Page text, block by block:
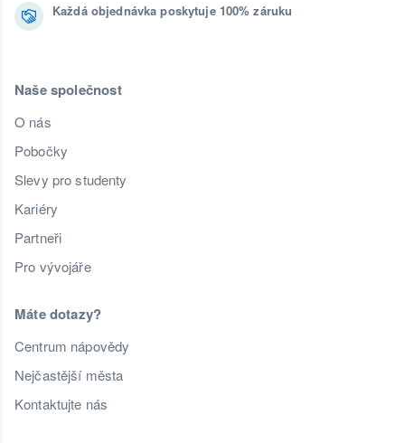
Každá objednávka poskytuje 100% záruku
Naše společnost
O nás
Pobočky
Slevy pro studenty
Kariéry
Partneři
Pro vývojáře
Máte dotazy?
Centrum nápovědy
Nejčastější města
Kontaktujte nás